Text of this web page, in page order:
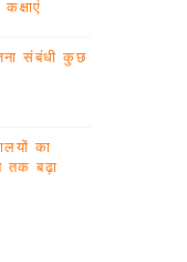
संबंधी कुछ
का
तक बढ़ा